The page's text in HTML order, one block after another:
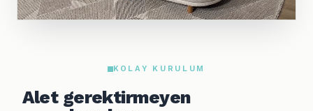
KOLAY KURULUM
Alet gerektirmeyen